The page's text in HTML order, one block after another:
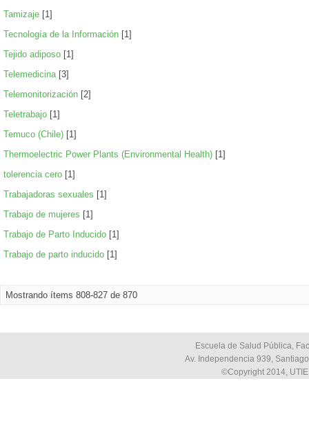
Tamizaje [1]
Tecnología de la Información [1]
Tejido adiposo [1]
Telemedicina[3]
Telemonitorización [2]
Teletrabajo [1]
Temuco (Chile) [1]
Thermoelectric Power Plants (Environmental Health) [1]
tolerencia cero [1]
Trabajadoras sexuales [1]
Trabajo de mujeres [1]
Trabajo de Parto Inducido [1]
Trabajo de parto inducido [1]
Mostrando ítems 808-827 de 870
Escuela de Salud Pública,
Av. Independencia 939,
©Copyright 2014,